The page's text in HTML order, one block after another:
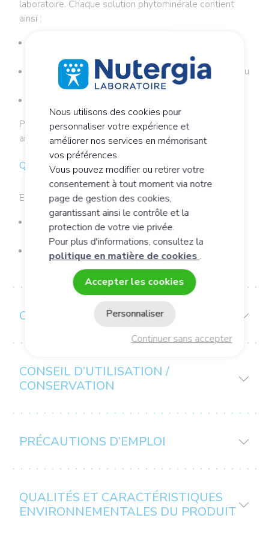
laboratoire. Chaque solution phytominérale contient
ainsi :
oligoéléments d’origine marine: concentré d’eau
de mer + extrait français d’algue lithothamne
Pour des formules que vous ne trouverez nulle part
ailleurs !
Quand est-il conseillé ?
ERGYEPUR pourra être conseillé pour :
favoriser le fonctionnement hépatique (en cas de
digestion lente, teint brouillé…)
purifier l’organisme
COMPOSITION
CONSEIL D’UTILISATION /
CONSERVATION
PRÉCAUTIONS D’EMPLOI
QUALITÉS ET CARACTÉRISTIQUES
ENVIRONNEMENTALES DU PRODUIT
Nous utilisons des cookies pour
personnaliser votre expérience et
améliorer nos services en mémorisant
vos préférences.
Vous pouvez modifier ou retirer votre
consentement à tout moment via notre
page de gestion des cookies,
garantissant ainsi le contrôle et la
protection de votre vie privée.
Pour plus d'informations, consultez la
politique en matière de cookies .
Accepter les cookies
Continuer sans accepter
Personnaliser